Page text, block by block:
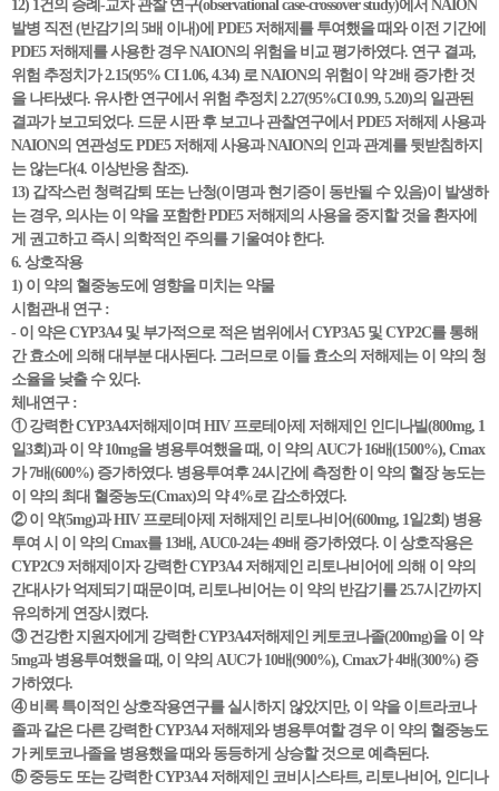
12) 1건의 증례-교차 관찰 연구(observational case-crossover study)에서 NAION
발병 직전 (반감기의 5배 이내)에 PDE5 저해제를 투여했을 때와 이전 기간에
PDE5 저해제를 사용한 경우 NAION의 위험을 비교 평가하였다. 연구 결과,
위험 추정치가 2.15(95% CI 1.06, 4.34) 로 NAION의 위험이 약 2배 증가한 것
을 나타냈다. 유사한 연구에서 위험 추정치 2.27(95%CI 0.99, 5.20)의 일관된
결과가 보고되었다. 드문 시판 후 보고나 관찰연구에서 PDE5 저해제 사용과
NAION의 연관성도 PDE5 저해제 사용과 NAION의 인과 관계를 뒷받침하지
는 않는다(4. 이상반응 참조).
13) 갑작스런 청력감퇴 또는 난청(이명과 현기증이 동반될 수 있음)이 발생하
는 경우, 의사는 이 약을 포함한 PDE5 저해제의 사용을 중지할 것을 환자에
게 권고하고 즉시 의학적인 주의를 기울여야 한다.
6. 상호작용
1) 이 약의 혈중농도에 영향을 미치는 약물
시험관내 연구 :
- 이 약은 CYP3A4 및 부가적으로 적은 범위에서 CYP3A5 및 CYP2C를 통해
간 효소에 의해 대부분 대사된다. 그러므로 이들 효소의 저해제는 이 약의 청
소율을 낮출 수 있다.
체내연구 :
① 강력한 CYP3A4저해제이며 HIV 프로테아제 저해제인 인디나빌(800mg, 1
일3회)과 이 약 10mg을 병용투여했을 때, 이 약의 AUC가 16배(1500%), Cmax
가 7배(600%) 증가하였다. 병용투여후 24시간에 측정한 이 약의 혈장 농도는
이 약의 최대 혈중농도(Cmax)의 약 4%로 감소하였다.
② 이 약(5mg)과 HIV 프로테아제 저해제인 리토나비어(600mg, 1일2회) 병용
투여 시 이 약의 Cmax를 13배, AUC0-24는 49배 증가하였다. 이 상호작용은
CYP2C9 저해제이자 강력한 CYP3A4 저해제인 리토나비어에 의해 이 약의
간대사가 억제되기 때문이며, 리토나비어는 이 약의 반감기를 25.7시간까지
유의하게 연장시켰다.
③ 건강한 지원자에게 강력한 CYP3A4저해제인 케토코나졸(200mg)을 이 약
5mg과 병용투여했을 때, 이 약의 AUC가 10배(900%), Cmax가 4배(300%) 증
가하였다.
④ 비록 특이적인 상호작용연구를 실시하지 않았지만, 이 약을 이트라코나
졸과 같은 다른 강력한 CYP3A4 저해제와 병용투여할 경우 이 약의 혈중농도
가 케토코나졸을 병용했을 때와 동등하게 상승할 것으로 예측된다.
⑤ 중등도 또는 강력한 CYP3A4 저해제인 코비시스타트, 리토나비어, 인디나